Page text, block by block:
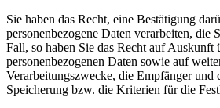
Sie haben das Recht, eine Bestätigung
personenbezogene Daten verarbeiten, die
Fall, so haben Sie das Recht auf Auskunft
personenbezogenen Daten sowie auf
Verarbeitungszwecke, die Empfänger und
Speicherung bzw. die Kriterien für die